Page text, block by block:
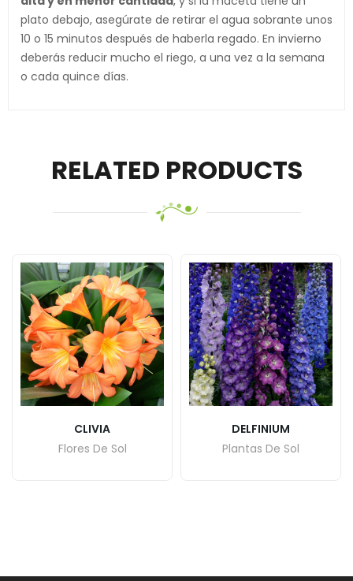
plato debajo, asegúrate de retirar el agua sobrante unos
10 o 15 minutos después de haberla regado. En invierno
deberás reducir mucho el riego, a una vez a la semana
o cada quince días.
RELATED PRODUCTS
CLIVIA
Flores De Sol
DELFINIUM
Plantas De Sol